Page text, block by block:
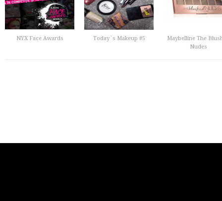
NYX Face Awards Today`s Makeup #5
Maybelline The
Nudes